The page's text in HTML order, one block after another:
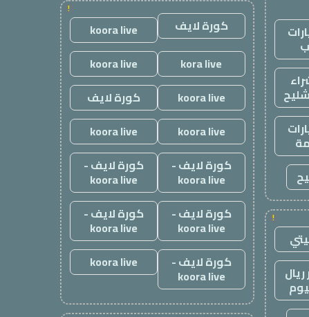
!
!
كورة لايف
koora live
kora live
koora live
koora live
كورة لايف
koora live
koora live
كورة لايف -
koora live
كورة لايف -
koora live
كورة لايف -
koora live
كورة لايف -
koora live
كورة لايف -
koora live
koora live